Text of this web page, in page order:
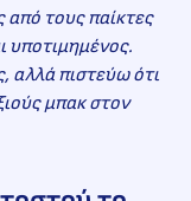
από τους παίκτες
υποτιμημένος.
αλλά πιστεύω ότι
μπακ στον